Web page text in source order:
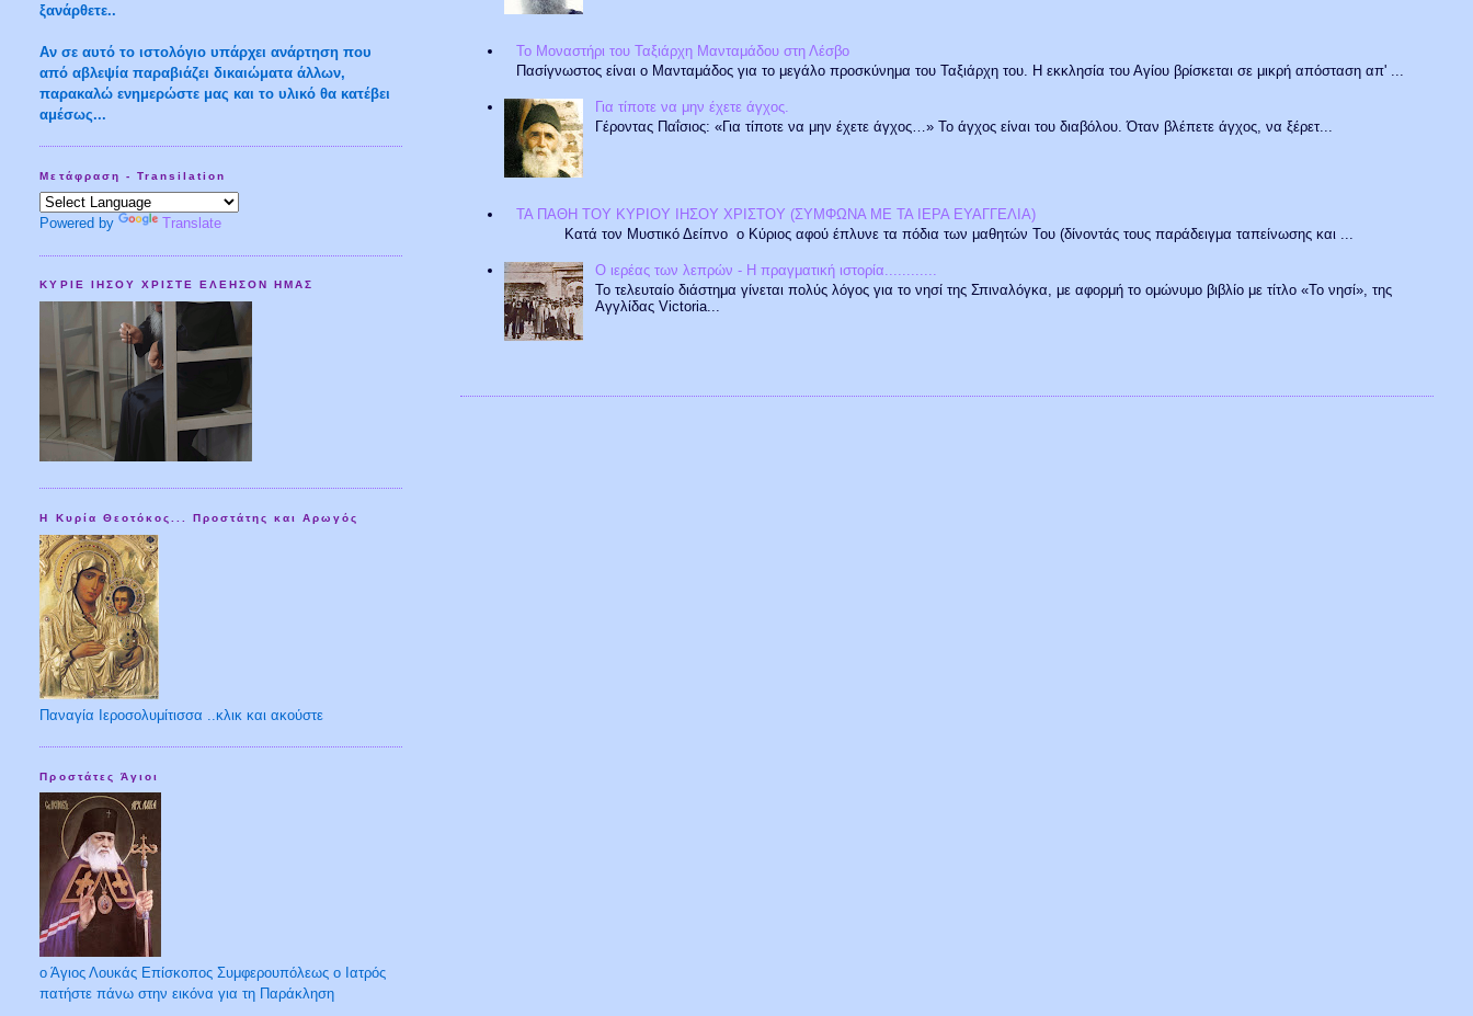
Το Μοναστήρι του Ταξιάρχη Μανταμάδου στη Λέσβο
Πασίγνωστος είναι ο Μανταμάδος για το μεγάλο προσκύνημα του Ταξιάρχη του. Η εκκλησία του Αγίου βρίσκεται σε μικρή απόσταση απ' ...
Για τίποτε να μην έχετε άγχος.
Γέροντας Παΐσιος: «Για τίποτε να μην έχετε άγχος…» Το άγχος είναι του διαβόλου. Όταν βλέπετε άγχος, να ξέρετ...
ΤΑ ΠΑΘΗ ΤΟΥ ΚΥΡΙΟΥ ΙΗΣΟΥ ΧΡΙΣΤΟΥ (ΣΥΜΦΩΝΑ ΜΕ ΤΑ ΙΕΡΑ ΕΥΑΓΓΕΛΙΑ)
Κατά τον Μυστικό Δείπνο ο Κύριος αφού έπλυνε τα πόδια των μαθητών Του (δίνοντάς τους παράδειγμα ταπείνωσης και ...
Ο ιερέας των λεπρών - Η πραγματική ιστορία............
Το τελευταίο διάστημα γίνεται πολύς λόγος για το νησί της Σπιναλόγκα, με αφορμή το ομώνυμο βιβλίο με τίτλο «Το νησί», της
Αγγλίδας Victoria...
ξανάρθετε..
Aν σε αυτό το ιστολόγιο υπάρχει ανάρτηση που
από αβλεψία παραβιάζει δικαιώματα άλλων,
παρακαλώ ενημερώστε μας και το υλικό θα κατέβει
αμέσως...
Μετάφραση - Transilation
Powered by Translate
ΚΥΡΙΕ ΙΗΣΟΥ ΧΡΙΣΤΕ ΕΛΕΗΣΟΝ ΗΜΑΣ
Η Κυρία Θεοτόκος... Προστάτης και Αρωγός
Παναγία Ιεροσολυμίτισσα ..κλικ και ακούστε
Προστάτες Άγιοι
ο Άγιος Λουκάς Επίσκοπος Συμφερουπόλεως ο Ιατρός
πατήστε πάνω στην εικόνα για τη Παράκληση